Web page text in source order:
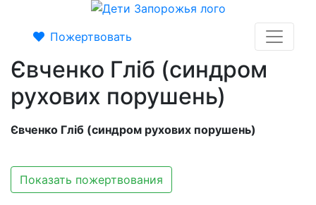
Пожертвовать
Євченко Гліб (синдром
рухових порушень)
Євченко Гліб (синдром рухових порушень)
Показать пожертвования